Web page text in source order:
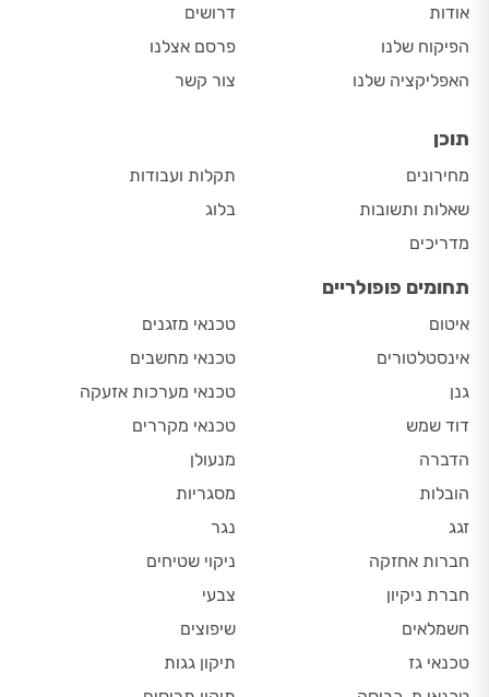
אודות
הפיקוח שלנו
האפליקציה שלנו
דרושים
פרסם אצלנו
צור קשר
תוכן
מחירונים
שאלות ותשובות
מדריכים
תקלות ועבודות
בלוג
תחומים פופולריים
איטום
אינסטלטורים
גנן
דוד שמש
הדברה
הובלות
זגג
חברות אחזקה
חברת ניקיון
חשמלאים
טכנאי גז
טכנאי מזגנים
טכנאי מחשבים
טכנאי מערכות אזעקה
טכנאי מקררים
מנעולן
מסגריות
נגר
ניקוי שטיחים
צבעי
שיפוצים
תיקון גגות